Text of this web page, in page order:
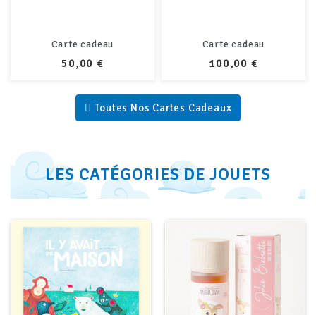
Carte cadeau
PRIX
100,00 €
Carte cadeau
PRIX
200,00 €
Toutes Nos Cartes Cadeaux
LES CATÉGORIES DE JOUETS